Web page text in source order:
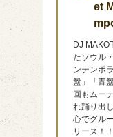
et
DJ
たソウル
ンテンポ
盤」「青
回もムー
れ踊り出
心でグル
リース！！